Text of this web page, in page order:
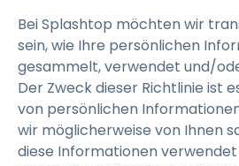
Bei Splashtop möchten wir
sein, wie Ihre persönlichen
gesammelt, verwendet und/
Der Zweck dieser Richtlinie ist
von persönlichen
wir möglicherweise von Ihnen
diese Informationen